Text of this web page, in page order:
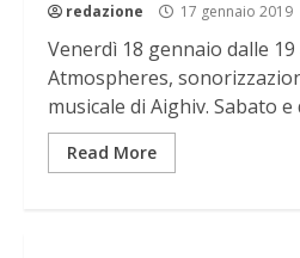
redazione 17 gennaio 2019
Venerdì 18 gennaio dalle 19
Atmospheres,
musicale di Aighiv. Sabato e
Read More